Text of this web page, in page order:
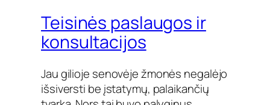
Teisinės paslaugos ir
konsultacijos
Jau gilioje senovėje žmonės negalėjo
išsiversti be įstatymų, palaikančių